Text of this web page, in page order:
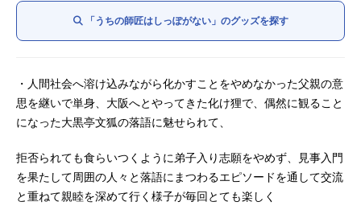
「うちの師匠はしっぽがない」のグッズを探す
・人間社会へ溶け込みながら化かすことをやめなかった父親の意
思を継いで単身、大阪へとやってきた化け狸で、偶然に観ること
になった大黒亭文狐の落語に魅せられて、
拒否られても食らいつくように弟子入り志願をやめず、見事入門
を果たして周囲の人々と落語にまつわるエピソードを通して交流
と重ねて親睦を深めて行く様子が毎回とても楽しく